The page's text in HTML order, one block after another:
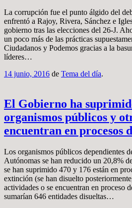
La corrupción fue el punto álgido del
enfrentó a Rajoy, Rivera, Sánchez e
gobierno tras las elecciones del 26-J.
un poco más de las prácticas
Ciudadanos y Podemos gracias a la
líderes…
14 junio, 2016 de Tema del día.
El Gobierno ha
organismos públicos y
encuentran en procesos
Los organismos públicos dependientes
Autónomas se han reducido un 20,8%
se han suprimido 470 y 176 están en
extinción (se han disuelto
actividades o se encuentran en proceso
sumarían 646 entidades disueltas…